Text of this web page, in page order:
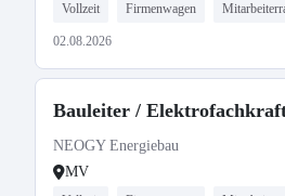
Vollzeit Firmenwagen
02.08.2026
Bauleiter /
NEOGY Energiebau
MV